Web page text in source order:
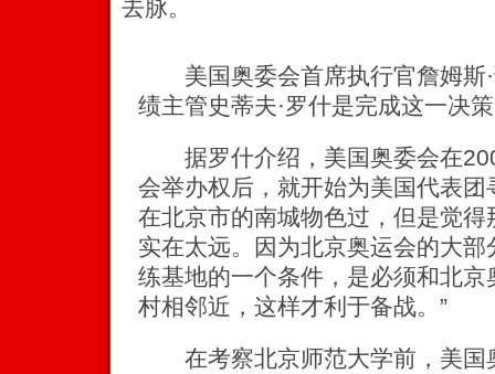
去脉。
美国奥委会首席执行官詹姆斯·
绩主管史蒂夫·罗什是完成这一决
据罗什介绍，美国奥委会在
会举办权后，就开始为美国代表团
在北京市的南城物色过，但是觉
实在太远。因为北京奥运会的大
练基地的一个条件，是必须和北
村相邻近，这样才利于备战。”
在考察北京师范大学前，美国